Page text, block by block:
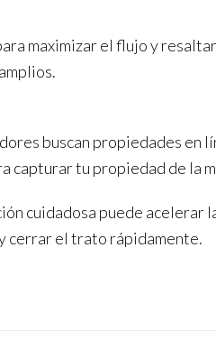
maximizar el flujo y
buscan propiedades en
capturar tu propiedad de la
cuidadosa puede acelerar
cerrar el trato rápidamente.